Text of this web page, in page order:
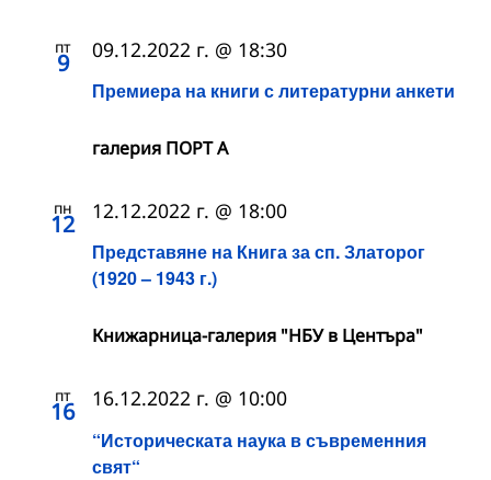
пт
9
Премиера на книги с литературни анкети
09.12.2022 г. @ 18:30
галерия ПОРТ А
пн
12
Представяне на Книга за сп. Златорог
(1920 – 1943 г.)
12.12.2022 г. @ 18:00
Книжарница-галерия "НБУ в Центъра"
пт
16
“Историческата наука в съвременния
свят“
16.12.2022 г. @ 10:00